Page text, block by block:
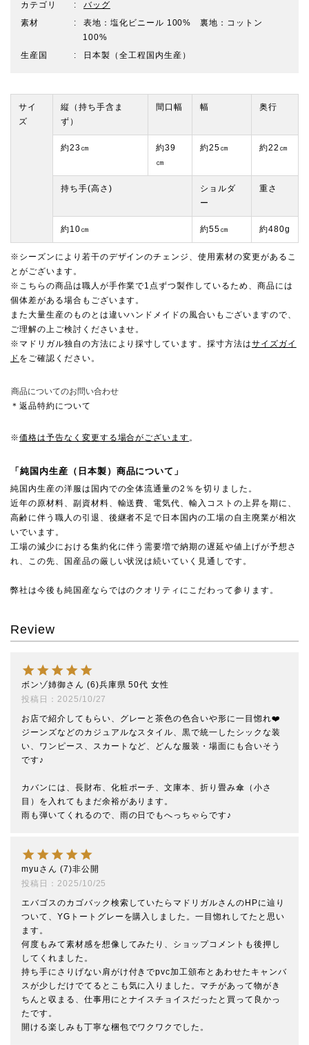
カテゴリ
バッグ
素材
表地：塩化ビニール 100% 裏地：コットン
100%
生産国
日本製（全工程国内生産）
サイ
ズ
縦（持ち手含ま
ず）
間口幅 幅 奥行
約23㎝
約39
㎝
約25㎝ 約22㎝
持ち手(高さ)
ショルダ
ー
重さ
約10㎝ 約55㎝ 約480g
※シーズンにより若干のデザインのチェンジ、使用素材の変更があるこ
とがございます。
※こちらの商品は職人が手作業で1点ずつ製作しているため、商品には
個体差がある場合もございます。
また大量生産のものとは違いハンドメイドの風合いもございますので、
ご理解の上ご検討くださいませ。
※マドリガル独自の方法により採寸しています。採寸方法はサイズガイ
ド をご確認ください。
商品についてのお問い合わせ
＊返品特約について
※価格は予告なく変更する場合がございます。
「純国内生産（日本製）商品について」
純国内生産の洋服は国内での全体流通量の2％を切りました。
近年の原材料、副資材料、輸送費、電気代、輸入コストの上昇を期に、
高齢に伴う職人の引退、後継者不足で日本国内の工場の自主廃業が相次
いでいます。
工場の減少における集約化に伴う需要増で納期の遅延や値上げが予想さ
れ、この先、国産品の厳しい状況は続いていく見通しです。
弊社は今後も純国産ならではのクオリティにこだわって参ります。
Review
ボンゾ姉御 6 兵庫県 50代 女性
投稿日
2025/10/27
お店で紹介してもらい、グレーと茶色の色合いや形に一目惚れ❤️
ジーンズなどのカジュアルなスタイル、黒で統一したシックな装
い、ワンピース、スカートなど、どんな服装・場面にも合いそう
です♪
カバンには、長財布、化粧ポーチ、文庫本、折り畳み傘（小さ
目）を入れてもまだ余裕があります。
myu 7 非公開
投稿日
2025/10/25
エバゴスのカゴバック検索していたらマドリガルさんのHPに辿り
ついて、YGトートグレーを購入しました。一目惚れしてたと思い
ます。
何度もみて素材感を想像してみたり、ショップコメントも後押し
してくれました。
持ち手にさりげない肩がけ付きでpvc加工頒布とあわせたキャンバ
スが少しだけでてるとこも気に入りました。マチがあって物がき
ちんと収まる、仕事用にとナイスチョイスだったと買って良かっ
たです。
開ける楽しみも丁寧な梱包でワクワクでした。